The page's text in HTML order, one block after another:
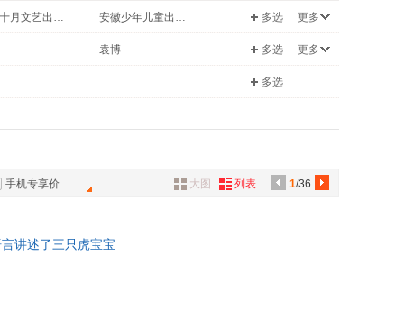
北京十月文艺出版社
安徽少年儿童出版社
版社
重庆出版社
版社
辽宁科学技术出版社
多选 更多
袁博
多选 更多
多选
手机专享价 1/36
大图 列表
讲述了三只虎宝宝
（蒲公英童书馆出